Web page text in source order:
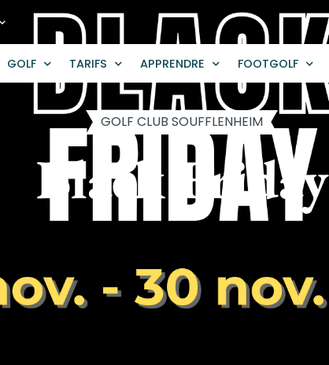
GOLF TARIFS APPRENDRE FOOTGOLF
GOLF CLUB SOUFFLENHEIM
Black Friday